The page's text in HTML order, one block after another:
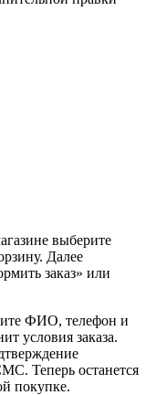
выберите
Далее
заказ» или
ФИО, телефон и
условия заказа.
Теперь останется
покупке.